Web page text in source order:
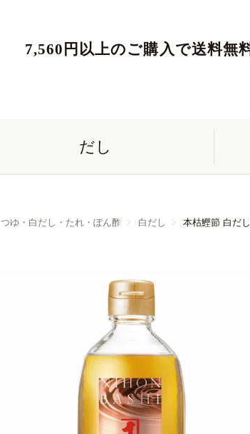
7,560円以上のご購入で送料無
だし
つゆ・白だし・たれ・ぽん酢 白だし 本枯鰹節 白だ